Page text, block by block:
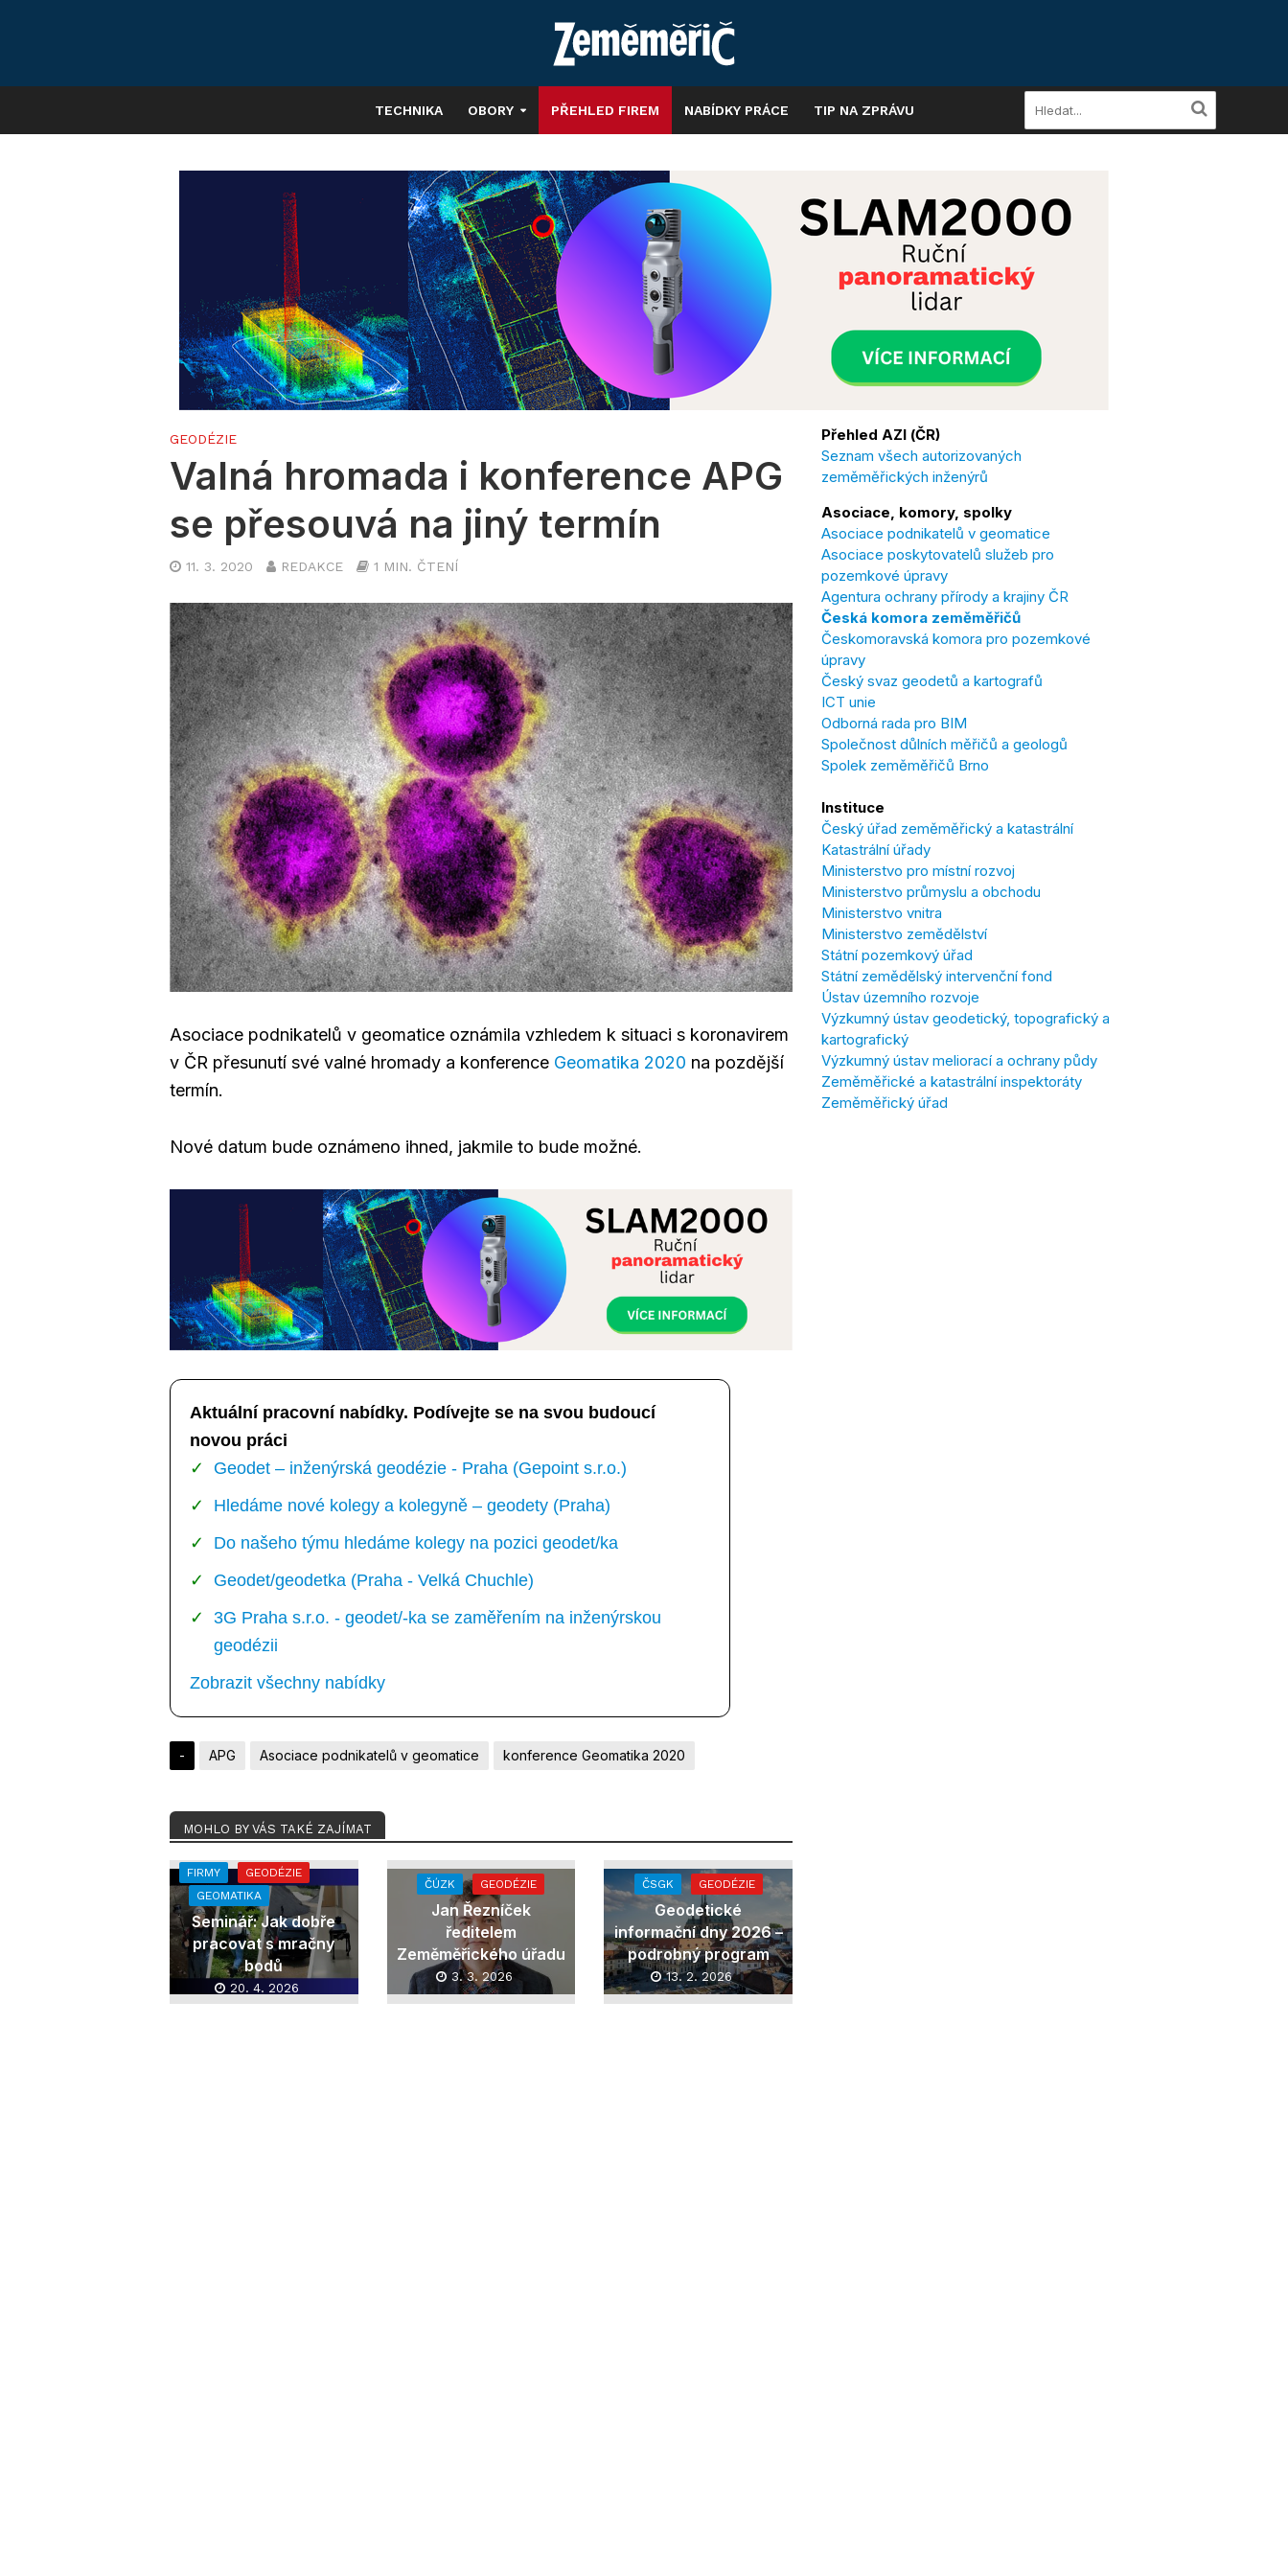
TECHNIKA OBORY PŘEHLED FIREM NABÍDKY PRÁCE TIP NA ZPRÁVU
GEODÉZIE
Valná hromada i konference APG
se přesouvá na jiný termín
11. 3. 2020 REDAKCE 1 MIN. ČTENÍ
Asociace podnikatelů v geomatice oznámila vzhledem k situaci s koronavirem
v ČR přesunutí své valné hromady a konference Geomatika 2020 na pozdější
termín.
Nové datum bude oznámeno ihned, jakmile to bude možné.
Aktuální pracovní nabídky. Podívejte se na svou budoucí
novou práci
Geodet – inženýrská geodézie - Praha (Gepoint s.r.o.)
Hledáme nové kolegy a kolegyně – geodety (Praha)
Do našeho týmu hledáme kolegy na pozici geodet/ka
Geodet/geodetka (Praha - Velká Chuchle)
3G Praha s.r.o. - geodet/-ka se zaměřením na inženýrskou
geodézii
Zobrazit všechny nabídky
- APG Asociace podnikatelů v geomatice konference Geomatika 2020
MOHLO BY VÁS TAKÉ ZAJÍMAT
FIRMY
GEODÉZIE
GEOMATIKA
Seminář: Jak dobře
pracovat s mračny
bodů
20. 4. 2026
ČÚZK GEODÉZIE
Jan Řezníček
ředitelem
Zeměměřického úřadu
3. 3. 2026
ČSGK GEODÉZIE
Geodetické
informační dny 2026 –
podrobný program
13. 2. 2026
Přehled AZI (ČR)
Seznam všech autorizovaných
zeměměřických inženýrů
Asociace, komory, spolky
Asociace podnikatelů v geomatice
Asociace poskytovatelů služeb pro
pozemkové úpravy
Agentura ochrany přírody a krajiny ČR
Česká komora zeměměřičů
Českomoravská komora pro pozemkové
úpravy
Český svaz geodetů a kartografů
ICT unie
Odborná rada pro BIM
Společnost důlních měřičů a geologů
Spolek zeměměřičů Brno
Instituce
Český úřad zeměměřický a katastrální
Katastrální úřady
Ministerstvo pro místní rozvoj
Ministerstvo průmyslu a obchodu
Ministerstvo vnitra
Ministerstvo zemědělství
Státní pozemkový úřad
Státní zemědělský intervenční fond
Ústav územního rozvoje
Výzkumný ústav geodetický, topografický a
kartografický
Výzkumný ústav meliorací a ochrany půdy
Zeměměřické a katastrální inspektoráty
Zeměměřický úřad